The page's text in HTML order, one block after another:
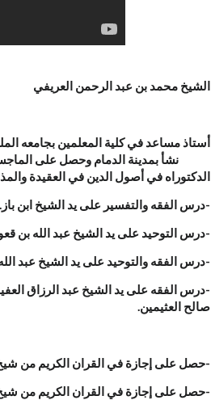
الشيخ محمد بن عبد الرحمن العريفي
1970 نشأ بمدينة الدمام وحصل على
الدكتوراه في أصول الدين في العقيدة
-درس الفقه والتفسير على يد الشيخ ابن باز.
-درس التوحيد على يد الشيخ عبد الله بن
-درس الفقه والتوحيد على يد الشيخ عبد
-درس الفقه على يد الشيخ عبد الرزاق
صالح العثيمين.
-حصل على إجازة في القران الكريم من
-حصل على إجازة في القران الكريم من